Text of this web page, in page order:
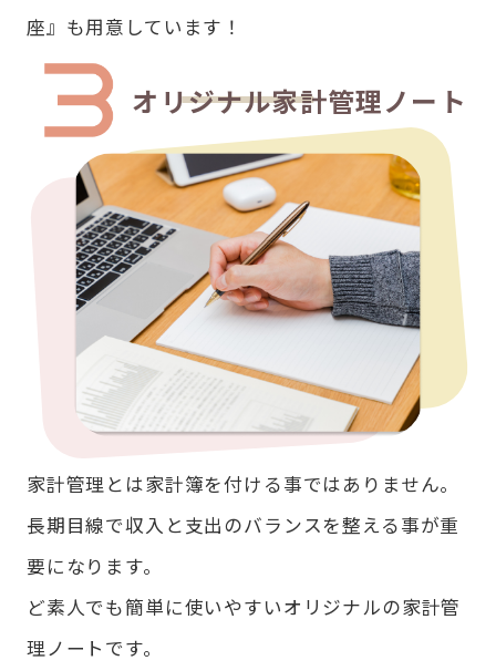
座』も用意しています！
オリジナル家計管理ノート
家計管理とは家計簿を付ける事ではありません。
長期目線で収入と支出のバランスを整える事が重
要になります。
ど素人でも簡単に使いやすいオリジナルの家計管
理ノートです。